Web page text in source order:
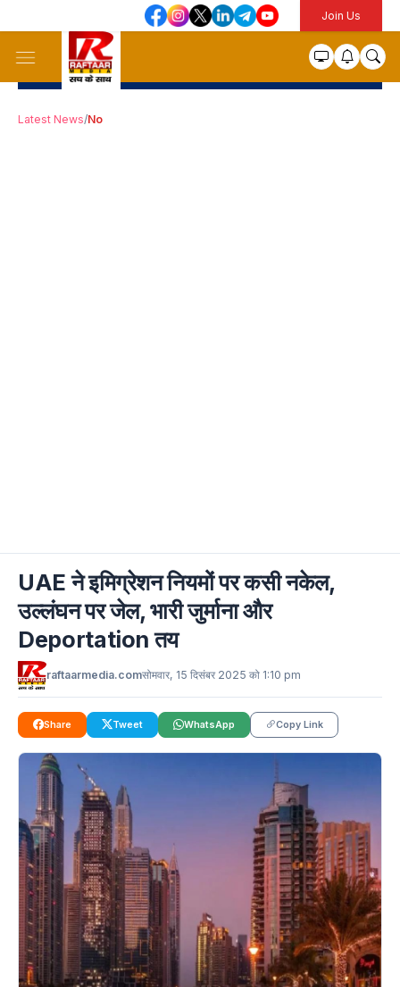
Join Us
Latest News/No
UAE ने इमिग्रेशन नियमों पर कसी नकेल,
उल्लंघन पर जेल, भारी जुर्माना और
Deportation तय
raftaarmedia.comसोमवार, 15 दिसंबर 2025 को 1:10 pm
Share Tweet WhatsApp Copy Link